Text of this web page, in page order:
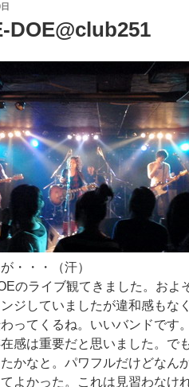
DOE@club251
・・・（汗）
のライブ観てきました。およ
ジしていましたが違和感もな
ってくるね。いいバンドです
感は重要だと思いました。で
かなと。パワフルだけどなん
よかった。これは見習わなけ